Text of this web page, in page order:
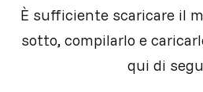
È sufficiente scaricare il
sotto, compilarlo e
qui di